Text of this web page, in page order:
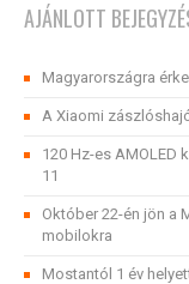
AJÁNLOTT
Magyarországra
A Xiaomi
120 Hz-es AMOLED
11
Október 22-én jön a
mobilokra
Mostantól 1 év